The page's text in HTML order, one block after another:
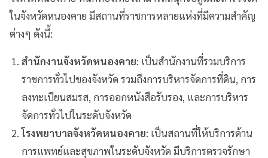
ในจังหวัดหนองคาย มีสถานที่ราชการหลายแห่งที่มีความสำคัญ
ต่างๆ ดังนี้:
สำนักงานจังหวัดหนองคาย: เป็นสำนักงานที่รวมบริการ
ราชการทั่วไปของจังหวัด รวมถึงการบริหารจัดการที่ดิน, การ
ลงทะเบียนสมรส, การออกหนังสือรับรอง, และการบริหาร
จัดการทั่วไปในระดับจังหวัด
โรงพยาบาลจังหวัดหนองคาย: เป็นสถานที่ให้บริการด้าน
การแพทย์และสุขภาพในระดับจังหวัด มีบริการตรวจรักษา